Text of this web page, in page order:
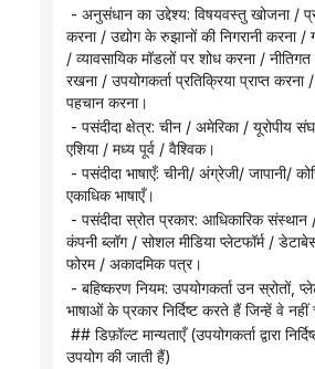
करना / उद्योग के रुझानों की निगरानी करना /
/ व्यावसायिक मॉडलों पर शोध करना / नीतिगत
रखना / उपयोगकर्ता प्रतिक्रिया प्राप्त
पहचान करना।
एशिया / मध्य पूर्व / वैश्विक।
एकाधिक भाषाएँ।
कंपनी ब्लॉग / सोशल मीडिया प्लेटफॉर्म /
फोरम / अकादमिक पत्र।
भाषाओं के प्रकार निर्दिष्ट करते हैं जिन्हें वे
उपयोग की जाती हैं)